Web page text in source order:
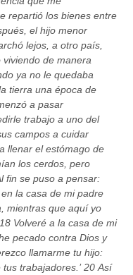
repartió los bienes entre
el hijo menor
lejos, a otro país,
de manera
ya no le quedaba
tierra una época de
a pasar
trabajo a uno del
campos a cuidar
llenar el estómago de
los cerdos, pero
fin se puso a pensar:
en la casa de mi padre
mientras que aquí yo
Volveré a la casa de mi
pecado contra Dios y
llamarme tu hijo:
trabajadores.’ 20 Así